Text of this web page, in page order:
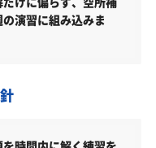
実施
演習に組み込みま